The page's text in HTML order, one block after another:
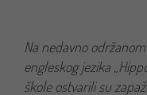
Na nedavno
engleskog jezika
škole ostvarili su